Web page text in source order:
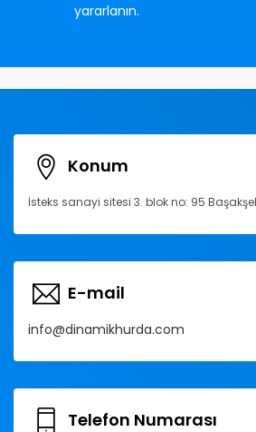
yararlanın.
Konum
İsteks sanayi sitesi 3. blok no: 95
E-mail
info@dinamikhurda.com
Telefon Numarası